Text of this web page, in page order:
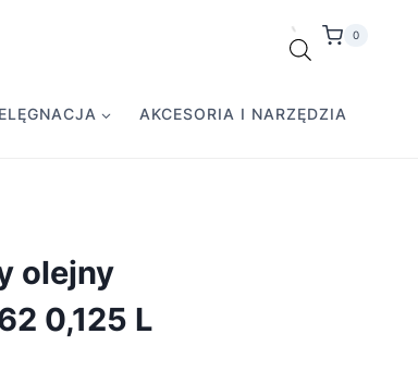
0
AKCESORIA I NARZĘDZIA
olejny
0,125 L